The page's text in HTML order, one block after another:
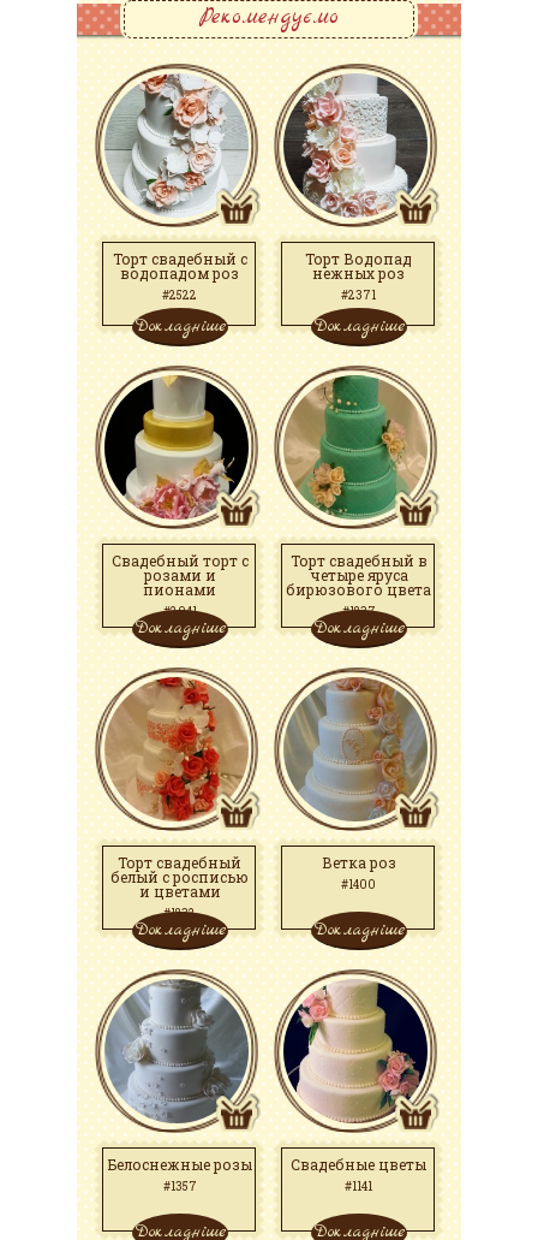
Рекомендуємо
Торт свадебный с
водопадом роз
#2522
Докладніше
Торт Водопад
нежных роз
#2371
Докладніше
Свадебный торт с
розами и
пионами
#2041
Докладніше
Торт свадебный в
четыре яруса
бирюзового цвета
#1837
Докладніше
Торт свадебный
белый с росписью
и цветами
#1832
Докладніше
Ветка роз
#1400
Докладніше
Белоснежные розы
#1357
Докладніше
Свадебные цветы
#1141
Докладніше